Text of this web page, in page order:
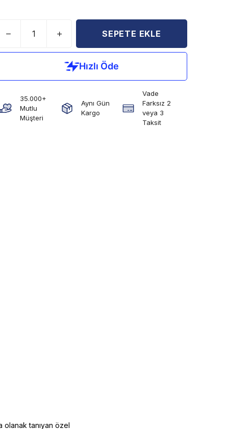
SEPETE EKLE
35.000+
Mutlu
Müşteri
Aynı Gün
Kargo
Vade
Farksız 2
veya 3
Taksit
olanak tanıyan özel